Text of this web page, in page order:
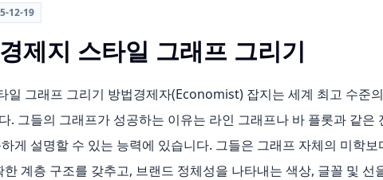
12-19
제지 스타일 그래프 그리기
그래프 그리기 방법경제자(Economist) 잡지는 세계 최고 수준
. 그들의 그래프가 성공하는 이유는 라인 그래프나 바 플롯과 같은
게 설명할 수 있는 능력에 있습니다. 그들은 그래프 자체의 미학
계층 구조를 갖추고, 브랜드 정체성을 나타내는 색상, 글꼴 및 선